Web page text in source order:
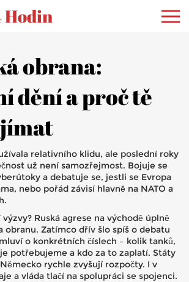
Hodin
obrana:
dění a proč tě
relativního klidu, ale poslední roky
už není samozřejmost. Bojuje se
a debatuje se, jestli se Evropa
nebo pořád závisí hlavně na NATO a
Ruská agrese na východě úplně
obranu. Zatímco dřív šlo spíš o debatu
o konkrétních číslech – kolik tanků,
potřebujeme a kdo za to zaplatí. Státy
rychle zvyšují rozpočty. I v
a vláda tlačí na spolupráci se spojenci.